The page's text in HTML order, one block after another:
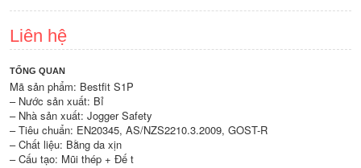
Liên hệ
TỔNG QUAN
Mã sản phẩm: Bestfit S1P
– Nước sản xuất: Bỉ
– Nhà sản xuất: Jogger Safety
– Tiêu chuẩn: EN20345, AS/NZS2210.3.2009, GOST-R
– Chất liệu: Bằng da xịn
– Cấu tạo: Mũi thép + Đế t